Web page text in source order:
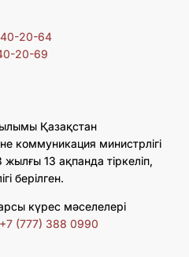
20-64
20-69
Қазақстан
коммуникация министрлігі
13 ақпанда тіркеліп,
берілген.
күрес мәселелері
+7 (777) 388 0990